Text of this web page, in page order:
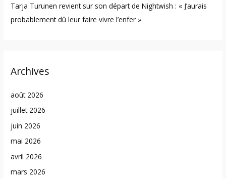
Tarja Turunen revient sur son départ de Nightwish : « J’aurais
probablement dû leur faire vivre l’enfer »
Archives
août 2026
juillet 2026
juin 2026
mai 2026
avril 2026
mars 2026